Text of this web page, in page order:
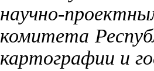
научно-
комитета
картографии и